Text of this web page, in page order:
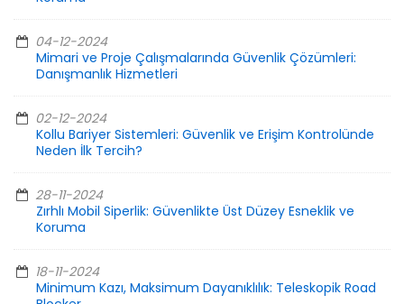
04-12-2024
Mimari ve Proje Çalışmalarında Güvenlik Çözümleri:
Danışmanlık Hizmetleri
02-12-2024
Kollu Bariyer Sistemleri: Güvenlik ve Erişim Kontrolünde
Neden İlk Tercih?
28-11-2024
Zırhlı Mobil Siperlik: Güvenlikte Üst Düzey Esneklik ve
Koruma
18-11-2024
Minimum Kazı, Maksimum Dayanıklılık: Teleskopik Road